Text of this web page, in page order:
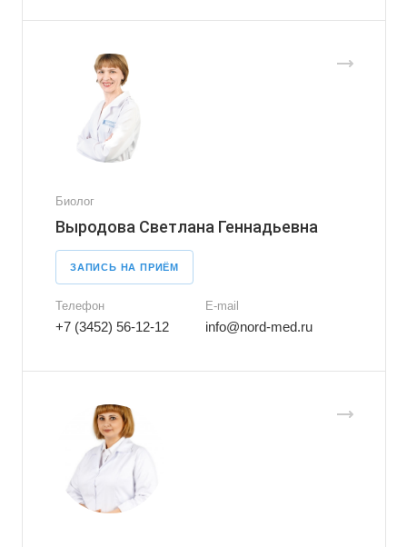
Биолог
Выродова Светлана Геннадьевна
ЗАПИСЬ НА ПРИЁМ
Телефон
+7 (3452) 56-12-12
E-mail
info@nord-med.ru